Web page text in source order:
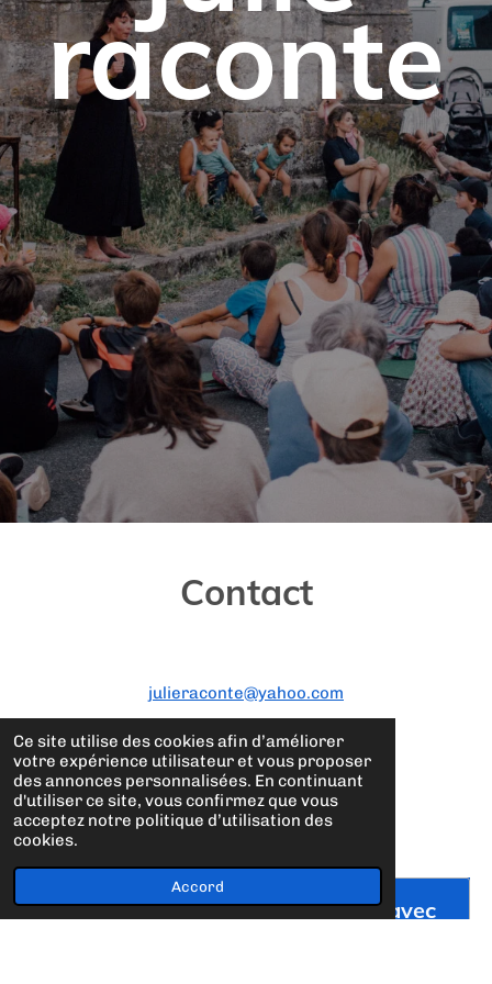
Ce site utilise des cookies afin d’améliorer
votre expérience utilisateur et vous proposer
des annonces personnalisées. En continuant
d'utiliser ce site, vous confirmez que vous
acceptez notre politique d’utilisation des
cookies.
Accord
raconte
Contact
julieraconte@yahoo.com
Tel:+33626213243
Créez votre propre site internet avec